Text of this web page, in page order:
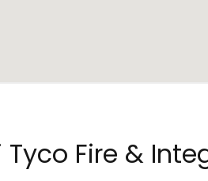
Fire &